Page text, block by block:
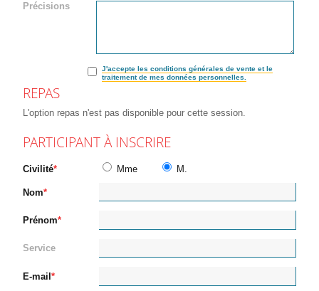
Précisions
J'accepte les conditions générales de vente et le
traitement de mes données personnelles.
REPAS
L'option repas n'est pas disponible pour cette session.
PARTICIPANT À INSCRIRE
Civilité Mme M.
Nom
Prénom
Service
E-mail